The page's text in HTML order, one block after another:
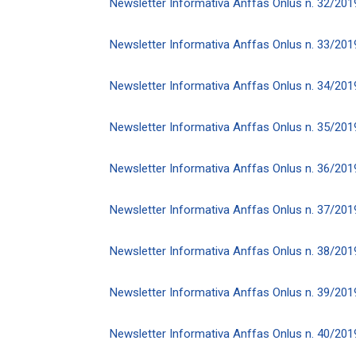
Newsletter Informativa Anffas Onlus n. 32/
Newsletter Informativa Anffas Onlus n. 33/
Newsletter Informativa Anffas Onlus n. 34/
Newsletter Informativa Anffas Onlus n. 35/
Newsletter Informativa Anffas Onlus n. 36/
Newsletter Informativa Anffas Onlus n. 37/
Newsletter Informativa Anffas Onlus n. 38/
Newsletter Informativa Anffas Onlus n. 39/
Newsletter Informativa Anffas Onlus n. 40/